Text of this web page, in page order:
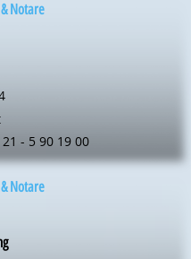
Notare
- 5 90 19 00
Notare